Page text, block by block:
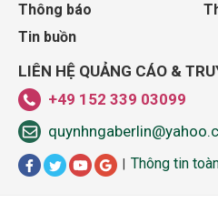
Thông báo
Tin buồn
LIÊN HỆ QUẢNG CÁO &
+49 152 339 03099
Thông tin